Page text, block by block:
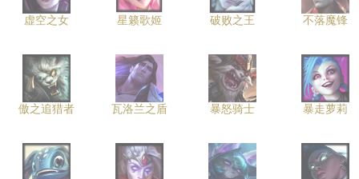
虚空之女 星籁歌姬 破败之王 不落魔锋
傲之追猎者 瓦洛兰之盾 暴怒骑士 暴走萝莉